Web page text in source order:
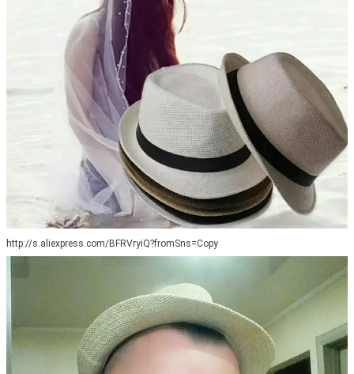
http://s.aliexpress.com/BFRVryiQ?fromSns=Copy